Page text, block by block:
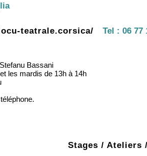
teatrale.corsica/ Tel : 06 77
Bassani
les mardis de 13h à 14h
Stages / Ateliers